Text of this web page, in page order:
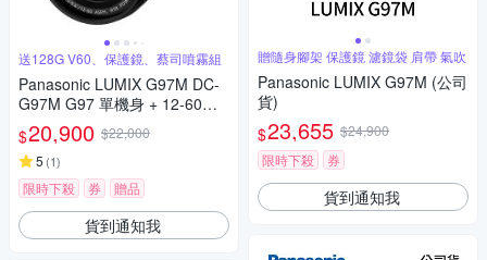
送128G V60、保護鏡、蔡司噴霧組
Panasonic LUMIX G97M DC-
G97M G97 單機身 + 12-60mm
變焦鏡組 公司貨
$20,900 $22,000
5 (1)
限時下殺 券 贈品
貨到通知我
贈隨身腳架 保護鏡 濾鏡袋 肩帶 氣吹
Panasonic LUMIX G97M (公司
貨)
$23,655 $24,900
限時下殺
券
貨到通知我